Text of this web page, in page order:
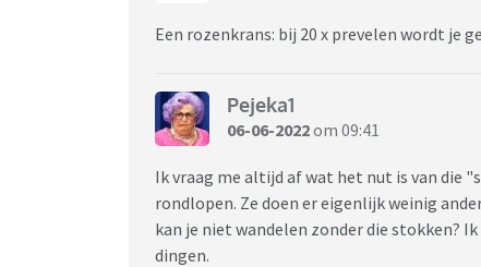
Een rozenkrans: bij 20 x prevelen wordt je
Pejeka1
06-06-2022om 09:41
Ik vraag me altijd af wat het nut is van die
rondlopen. Ze doen er eigenlijk weinig
kan je niet wandelen zonder die stokken?
dingen.